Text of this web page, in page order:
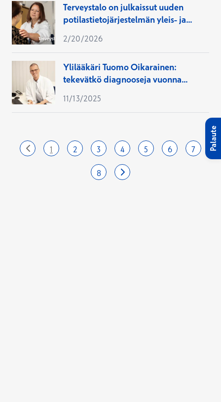
Terveystalo on julkaissut uuden
potilastietojärjestelmän yleis- ja
tutustu sujuvaan Terveystalo Ellaan
2/20/2026
Ylilääkäri Tuomo Oikarainen:
tekevätkö diagnooseja vuonna
11/13/2025
sivu
1 sivu
2 sivu
3 sivu
4 sivu
5 sivu
6 sivu
7
sivu
8ViimeinenSeuraava
Palaute